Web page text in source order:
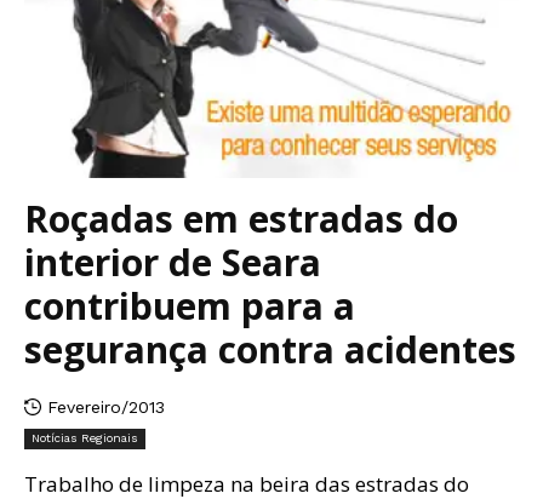
Roçadas em estradas do
interior de Seara
contribuem para a
segurança contra acidentes
Fevereiro/2013
Notícias Regionais
Trabalho de limpeza na beira das estradas do